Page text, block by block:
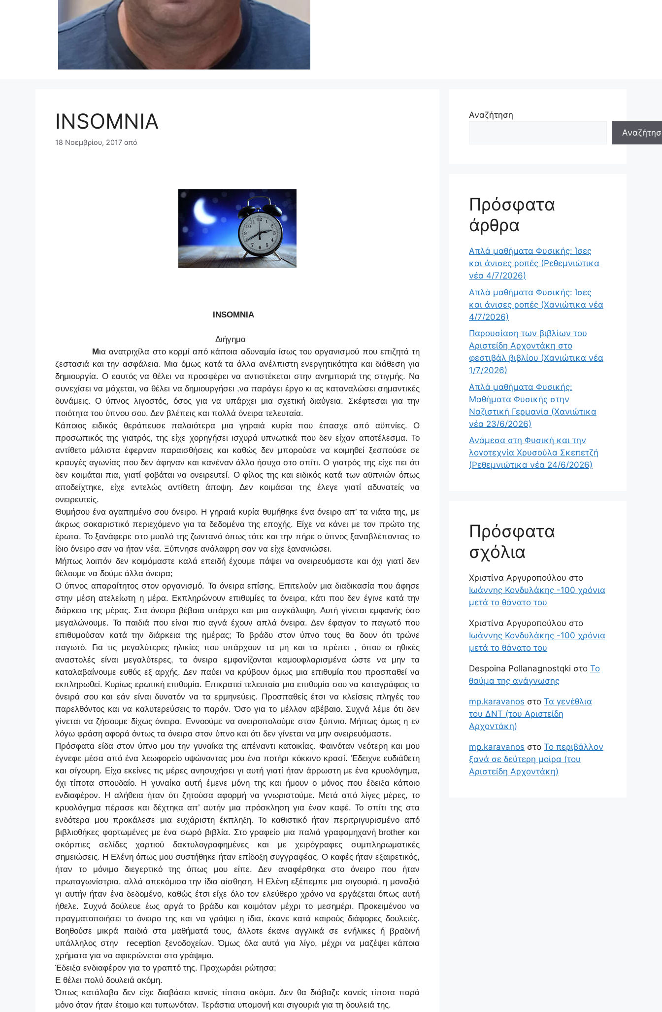
INSOMNIA
18 Νοεμβρίου, 2017 από
INSOMNIA
Διήγημα
Μ ια ανατριχίλα στο κορμί από κάποια αδυναμία ίσως του οργανισμού που επιζητά τη
ζεστασιά και την ασφάλεια. Μια όμως κατά τα άλλα ανέλπιστη ενεργητικότητα και διάθεση για
δημιουργία. Ο εαυτός να θέλει να προσφέρει να αντιστέκεται στην ανημποριά της στιγμής. Να
συνεχίσει να μάχεται, να θέλει να δημιουργήσει ,να παράγει έργο κι ας καταναλώσει σημαντικές
δυνάμεις. Ο ύπνος λιγοστός, όσος για να υπάρχει μια σχετική διαύγεια. Σκέφτεσαι για την
ποιότητα του ύπνου σου. Δεν βλέπεις και πολλά όνειρα τελευταία.
Κάποιος ειδικός θεράπευσε παλαιότερα μια γηραιά κυρία που έπασχε από αϋπνίες. Ο
προσωπικός της γιατρός, της είχε χορηγήσει ισχυρά υπνωτικά που δεν είχαν αποτέλεσμα. Το
αντίθετο μάλιστα έφερναν παραισθήσεις και καθώς δεν μπορούσε να κοιμηθεί ξεσπούσε σε
κραυγές αγωνίας που δεν άφηναν και κανέναν άλλο ήσυχο στο σπίτι. Ο γιατρός της είχε πει ότι
δεν κοιμάται πια, γιατί φοβάται να ονειρευτεί. Ο φίλος της και ειδικός κατά των αϋπνιών όπως
αποδείχτηκε, είχε εντελώς αντίθετη άποψη. Δεν κοιμάσαι της έλεγε γιατί αδυνατείς να
ονειρευτείς.
Θυμήσου ένα αγαπημένο σου όνειρο. Η γηραιά κυρία θυμήθηκε ένα όνειρο απ’ τα νιάτα της, με
άκρως σοκαριστικό περιεχόμενο για τα δεδομένα της εποχής. Είχε να κάνει με τον πρώτο της
έρωτα. Το ξανάφερε στο μυαλό της ζωντανό όπως τότε και την πήρε ο ύπνος ξαναβλέποντας το
ίδιο όνειρο σαν να ήταν νέα. Ξύπνησε ανάλαφρη σαν να είχε ξανανιώσει.
Μήπως λοιπόν δεν κοιμόμαστε καλά επειδή έχουμε πάψει να ονειρευόμαστε και όχι γιατί δεν
θέλουμε να δούμε άλλα όνειρα;
Ο ύπνος απαραίτητος στον οργανισμό. Τα όνειρα επίσης. Επιτελούν μια διαδικασία που άφησε
στην μέση ατελείωτη η μέρα. Εκπληρώνουν επιθυμίες τα όνειρα, κάτι που δεν έγινε κατά την
διάρκεια της μέρας. Στα όνειρα βέβαια υπάρχει και μια συγκάλυψη. Αυτή γίνεται εμφανής όσο
μεγαλώνουμε. Τα παιδιά που είναι πιο αγνά έχουν απλά όνειρα. Δεν έφαγαν το παγωτό που
επιθυμούσαν κατά την διάρκεια της ημέρας; Το βράδυ στον ύπνο τους θα δουν ότι τρώνε
παγωτό. Για τις μεγαλύτερες ηλικίες που υπάρχουν τα μη και τα πρέπει , όπου οι ηθικές
αναστολές είναι μεγαλύτερες, τα όνειρα εμφανίζονται καμουφλαρισμένα ώστε να μην τα
καταλαβαίνουμε ευθύς εξ αρχής. Δεν παύει να κρύβουν όμως μια επιθυμία που προσπαθεί να
εκπληρωθεί. Κυρίως ερωτική επιθυμία. Επικρατεί τελευταία μια επιθυμία σου να καταγράφεις τα
όνειρά σου και εάν είναι δυνατόν να τα ερμηνεύεις. Προσπαθείς έτσι να κλείσεις πληγές του
παρελθόντος και να καλυτερεύσεις το παρόν. Όσο για το μέλλον αβέβαιο. Συχνά λέμε ότι δεν
γίνεται να ζήσουμε δίχως όνειρα. Εννοούμε να ονειροπολούμε στον ξύπνιο. Μήπως όμως η εν
λόγω φράση αφορά όντως τα όνειρα στον ύπνο και ότι δεν γίνεται να μην ονειρευόμαστε.
Πρόσφατα είδα στον ύπνο μου την γυναίκα της απέναντι κατοικίας. Φαινόταν νεότερη και μου
έγνεφε μέσα από ένα λεωφορείο υψώνοντας μου ένα ποτήρι κόκκινο κρασί. Έδειχνε ευδιάθετη
και σίγουρη. Είχα εκείνες τις μέρες ανησυχήσει γι αυτή γιατί ήταν άρρωστη με ένα κρυολόγημα,
όχι τίποτα σπουδαίο. Η γυναίκα αυτή έμενε μόνη της και ήμουν ο μόνος που έδειξα κάποιο
ενδιαφέρον. Η αλήθεια ήταν ότι ζητούσα αφορμή να γνωριστούμε. Μετά από λίγες μέρες, το
κρυολόγημα πέρασε και δέχτηκα απ’ αυτήν μια πρόσκληση για έναν καφέ. Το σπίτι της στα
ενδότερα μου προκάλεσε μια ευχάριστη έκπληξη. Το καθιστικό ήταν περιτριγυρισμένο από
βιβλιοθήκες φορτωμένες με ένα σωρό βιβλία. Στο γραφείο μια παλιά γραφομηχανή brother και
σκόρπιες σελίδες χαρτιού δακτυλογραφημένες και με χειρόγραφες συμπληρωματικές
σημειώσεις. Η Ελένη όπως μου συστήθηκε ήταν επίδοξη συγγραφέας. Ο καφές ήταν εξαιρετικός,
ήταν το μόνιμο διεγερτικό της όπως μου είπε. Δεν αναφέρθηκα στο όνειρο που ήταν
πρωταγωνίστρια, αλλά απεκόμισα την ίδια αίσθηση. Η Ελένη εξέπεμπε μια σιγουριά, η μοναξιά
γι αυτήν ήταν ένα δεδομένο, καθώς έτσι είχε όλο τον ελεύθερο χρόνο να εργάζεται όπως αυτή
ήθελε. Συχνά δούλευε έως αργά το βράδυ και κοιμόταν μέχρι το μεσημέρι. Προκειμένου να
πραγματοποιήσει το όνειρο της και να γράψει η ίδια, έκανε κατά καιρούς διάφορες δουλειές.
Βοηθούσε μικρά παιδιά στα μαθήματά τους, άλλοτε έκανε αγγλικά σε ενήλικες ή βραδινή
υπάλληλος στην reception ξενοδοχείων. Όμως όλα αυτά για λίγο, μέχρι να μαζέψει κάποια
χρήματα για να αφιερώνεται στο γράψιμο.
Έδειξα ενδιαφέρον για το γραπτό της. Προχωράει ρώτησα;
Ε θέλει πολύ δουλειά ακόμη.
Όπως κατάλαβα δεν είχε διαβάσει κανείς τίποτα ακόμα. Δεν θα διάβαζε κανείς τίποτα παρά
μόνο όταν ήταν έτοιμο και τυπωνόταν. Τεράστια υπομονή και σιγουριά για τη δουλειά της.
Αναζήτηση
Πρόσφατα
άρθρα
Απλά μαθήματα Φυσικής: Ίσες
και άνισες ροπές (Ρεθεμνιώτικα
νέα 4/7/2026)
Απλά μαθήματα Φυσικής: Ίσες
και άνισες ροπές (Χανιώτικα νέα
4/7/2026)
Παρουσίαση των βιβλίων του
Αριστείδη Αρχοντάκη στο
φεστιβάλ βιβλίου (Χανιώτικα νέα
1/7/2026)
Απλά μαθήματα Φυσικής:
Μαθήματα Φυσικής στην
Ναζιστική Γερμανία (Χανιώτικα
νέα 23/6/2026)
Ανάμεσα στη Φυσική και την
λογοτεχνία Χρυσούλα Σκεπετζή
(Ρεθεμνιώτικα νέα 24/6/2026)
Πρόσφατα
σχόλια
Χριστίνα Αργυροπούλου στο
Ιωάννης Κονδυλάκης -100 χρόνια
μετά το θάνατο του
Χριστίνα Αργυροπούλου στο
Ιωάννης Κονδυλάκης -100 χρόνια
μετά το θάνατο του
Despoina Pollanagnostqki στο Το
θαύμα της ανάγνωσης
mp.karavanos στο Τα γενέθλια
του ΔΝΤ (του Αριστείδη
Αρχοντάκη)
mp.karavanos στο Το περιβάλλον
ξανά σε δεύτερη μοίρα (του
Αριστείδη Αρχοντάκη)